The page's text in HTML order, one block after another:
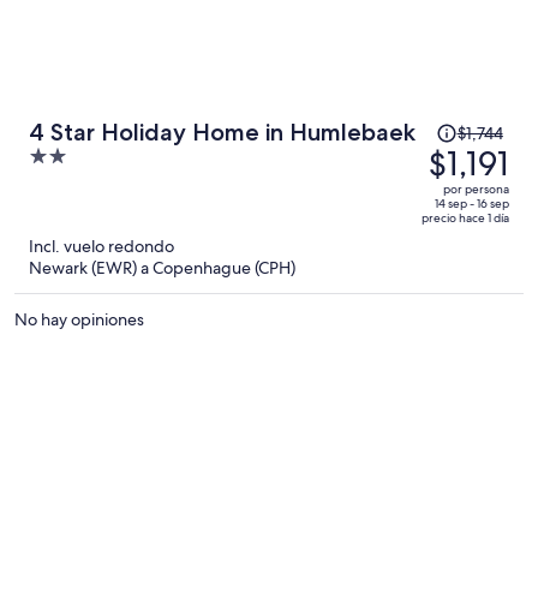
4 Star Holiday Home in Humlebaek
2
El
precio
era
de
$1,744
$1,744
$1,191
por persona
14 sep - 16 sep
precio hace 1 día
Incl. vuelo redondo
Newark (EWR) a Copenhague (CPH)
No hay opiniones